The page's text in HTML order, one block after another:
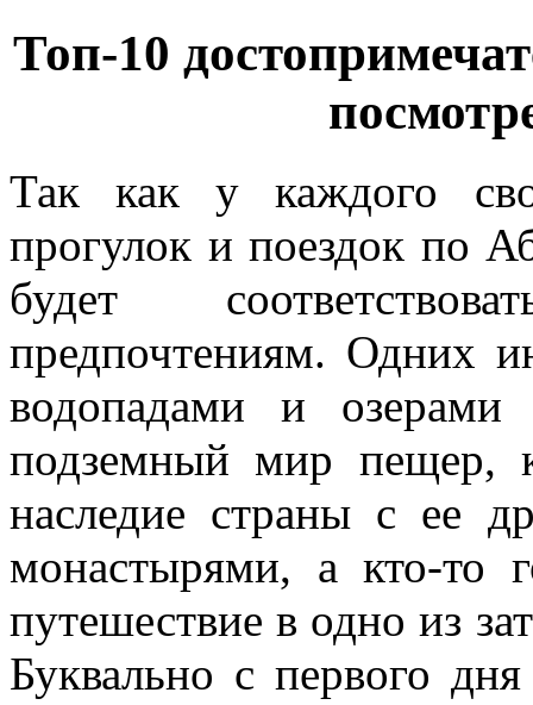
Топ-10
Так как у каждого
прогулок и поездок по
будет
предпочтениям. Одних
водопадами и озерами
подземный мир пещер,
наследие страны с ее
монастырями, а кто-то
путешествие в одно из
Буквально с первого